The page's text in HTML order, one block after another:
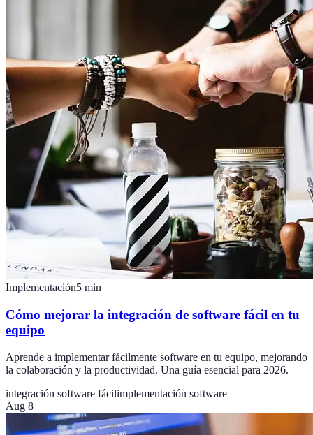
Implementación5 min
Cómo mejorar la integración de software fácil en tu
equipo
Aprende a implementar fácilmente software en tu equipo, mejorando
la colaboración y la productividad. Una guía esencial para 2026.
integración software fácilimplementación software
Aug 8